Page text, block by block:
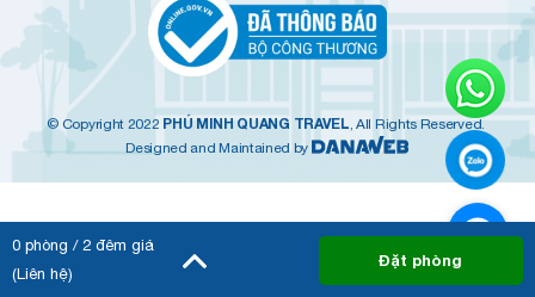
0 phòng / 2 đêm giá
(Liên hệ)
Đặt phòng
© Copyright 2022 PHÚ MINH QUANG TRAVEL , All Rights Reserved.
Designed and Maintained by